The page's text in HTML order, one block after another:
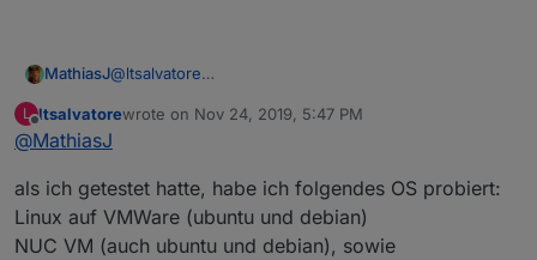
MathiasJ@ltsalvatore
Bin heute nicht mehr dazu gekommen, das mit dem
Laptop zu testen.
L
Offline
ltsalvatorewrote on Nov 24, 2019, 5:47 PM
last edited by
@MathiasJ
als ich getestet hatte, habe ich folgendes OS probiert:
Linux auf VMWare (ubuntu und debian)
NUC VM (auch ubuntu und debian), sowie